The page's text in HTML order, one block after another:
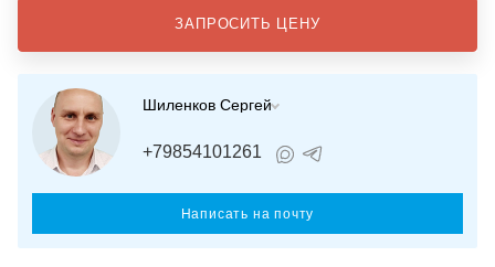
ЗАПРОСИТЬ ЦЕНУ
Шиленков Сергей
+79854101261
Написать на почту